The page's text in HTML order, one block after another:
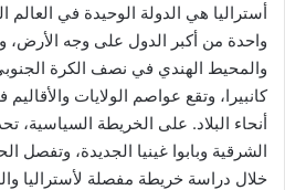
أستراليا هي الدولة الوحيدة في العالم
واحدة من أكبر الدول على وجه الأرض،
والمحيط الهندي في نصف الكرة
كانبيرا، وتقع عواصم الولايات
أنحاء البلاد. على الخريطة السياسية،
الشرقية وبابوا غينيا الجديدة، وتفصل
خلال دراسة خريطة مفصلة لأستراليا